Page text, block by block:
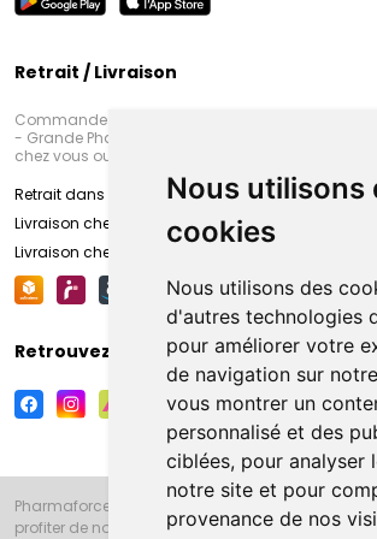
Nous utilisons
cookies
Nous utilisons des
d'autres technologies
pour améliorer votre
de navigation sur
vous montrer un
personnalisé et des
ciblées, pour analyser
notre site et pour
provenance de nos
Retrait / Livraison
Commandez en ligne et venez chercher votre
- Grande Pharmacie d’Amiens (Fachon) ou
chez vous ou en point retrait
Retrait dans la pharmacie d’Amiens
Livraison chez vous
Livraison chez votre commerçant
Retrouvez-nous sur vos réseaux
Pharmaforce.fr et la Grande Pharmacie
profiter de notre accueil, de nos conseils